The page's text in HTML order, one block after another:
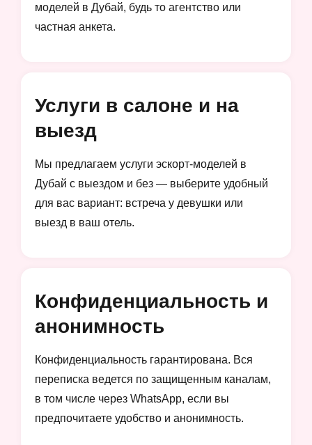
моделей в Дубай, будь то агентство или
частная анкета.
Услуги в салоне и на
выезд
Мы предлагаем услуги эскорт-моделей в
Дубай с выездом и без — выберите удобный
для вас вариант: встреча у девушки или
выезд в ваш отель.
Конфиденциальность и
анонимность
Конфиденциальность гарантирована. Вся
переписка ведется по защищенным каналам,
в том числе через WhatsApp, если вы
предпочитаете удобство и анонимность.